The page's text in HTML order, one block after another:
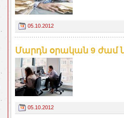
05.10.2012
Մարդն օրական 9 ժամ
05.10.2012